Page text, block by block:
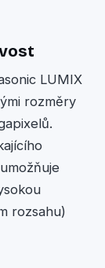
LUMIX
rozměry
rozsahu)